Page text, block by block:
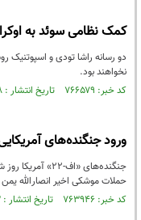
کمک نظامی سوئد به
دو رسانه راشا تودی و اسپوتنیک
نخواهند بود.
کد خبر: ۷۶۶۵۷۹ تاریخ انتشار : ۱۴۰۰/۱۲/۰۸
ورود جنگنده‌های آمریکایی «اف-۲۲»
جنگنده‌های «اف-
حملات موشکی اخیر انصارالله یمن
کد خبر: ۷۶۳۹۴۶ تاریخ انتشار : ۱۴۰۰/۱۱/۲۳